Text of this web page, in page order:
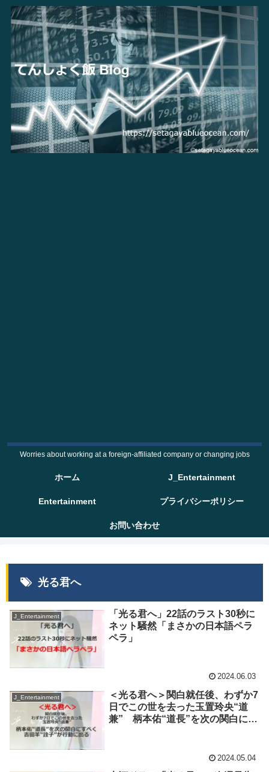
Worries about working at a foreign-affiliated company or changing jobs
ホーム J_Entertainment
Entertainment プライバシーポリシー
お問い合わせ
光る君へ
J_Entertainment
「光る君へ」22話のラスト30秒に
ネット騒然「まさかの日本語ペラ
ペラ」
2024.06.03
J_Entertainment
＜光る君へ＞関白就任後、わずか7
日でこの世を去った玉置玲央“道
兼” 柄本佑“道長”を次の関白にす
2024.05.04